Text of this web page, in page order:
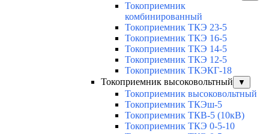
Токоприемник
комбинированный
Токоприемник ТКЭ 23-5
Токоприемник ТКЭ 16-5
Токоприемник ТКЭ 14-5
Токоприемник ТКЭ 12-5
Токоприемник ТКЭКГ-18
Токоприемник высоковольтный
▼
Токоприемник высоковольтный
Токоприемник ТКЭш-5
Токоприемник ТКВ-5 (10кВ)
Токоприемник ТКЭ 0-5-10